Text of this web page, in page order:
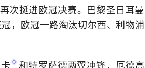
次挺进欧冠决赛。巴黎圣日耳曼
，欧冠一路淘汰切尔西、利物浦
和特罗萨德两翼冲锋， 厄德高